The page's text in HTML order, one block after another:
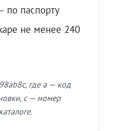
по паспорту
не менее 240
где a — код
c — номер